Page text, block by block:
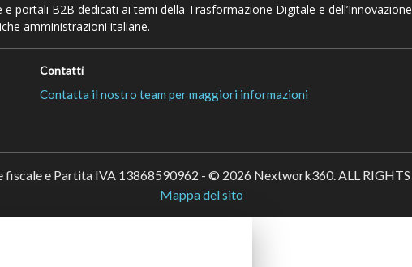
portali B2B dedicati ai temi della Trasformazione Digitale e
amministrazioni italiane.
Contatti
Contatta il nostro team per maggiori informazioni
e Partita IVA 13868590962 - © 2026 Nextwork360. ALL RIGHTS
Mappa del sito